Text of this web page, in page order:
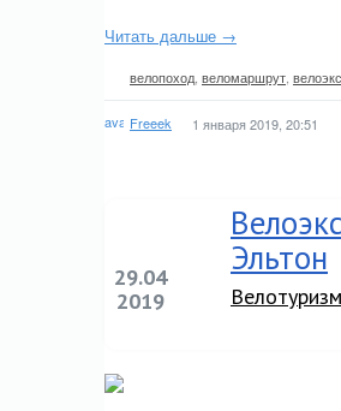
Читать дальше →
велопоход веломаршрут
Freeek 1 января 2019, 20:51
29.04
2019
Эльтон
Велотуризм